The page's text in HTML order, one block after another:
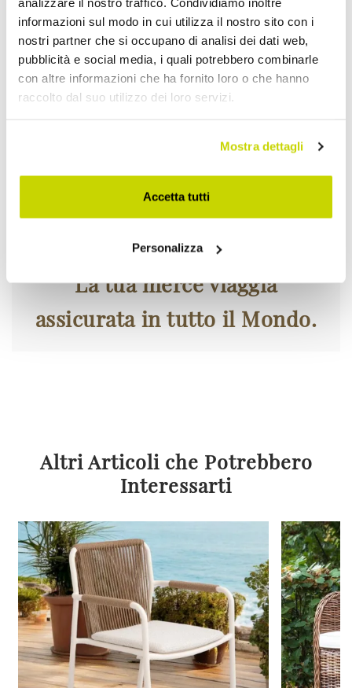
informazioni sul modo in cui utilizza il nostro sito con i
nostri partner che si occupano di analisi dei dati web,
pubblicità e social media, i quali potrebbero combinarle
con altre informazioni che ha fornito loro o che hanno
raccolto dal suo utilizzo dei loro servizi.
Mostra dettagli
Accetta tutti
Personalizza
Approfittane subito!
La tua merce viaggia
assicurata in tutto il Mondo.
Altri Articoli che Potrebbero
Interessarti